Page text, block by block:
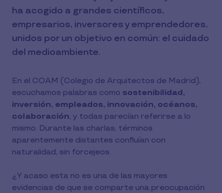
ha acogido a grandes científicos,
empresarios, inversores y emprendedores,
unidos por un objetivo en común: el cuidado
del medioambiente.
En el COAM (Colegio de Arquitectos de Madrid),
escuchamos palabras como sostenibilidad,
inversión, empleados, innovación, océanos,
colaboración, y todas parecían referirse a lo
mismo. Durante las charlas, términos
aparentemente distantes confluían con
naturalidad, sin forcejeos.
¿Y acaso esta no es una de las mayores
evidencias de que se comparte una preocupación